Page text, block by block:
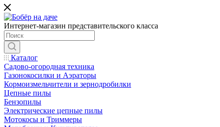
Интернет-магазин представительского класса
Каталог
Садово-огородная техника
Газонокосилки и Аэраторы
Кормоизмельчители и зернодробилки
Цепные пилы
Бензопилы
Электрические цепные пилы
Мотокосы и Триммеры